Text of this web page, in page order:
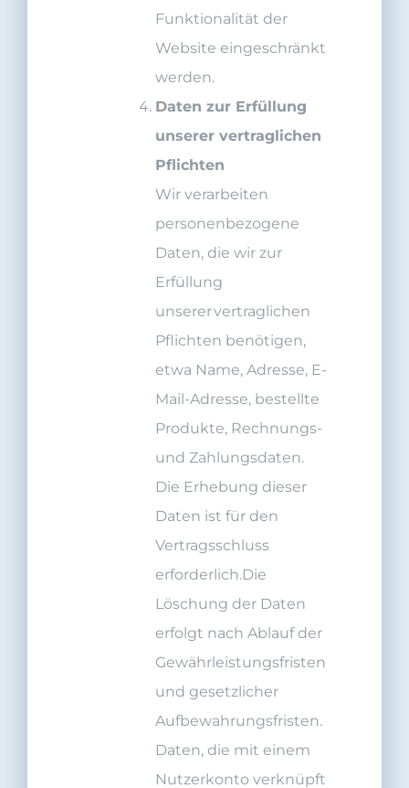
Funktionalität der
Website eingeschränkt
werden.
Daten zur Erfüllung
unserer vertraglichen
Pflichten
Wir verarbeiten
personenbezogene
Daten, die wir zur
Erfüllung
unserer vertraglichen
Pflichten benötigen,
etwa Name, Adresse, E-
Mail-Adresse, bestellte
Produkte, Rechnungs-
und Zahlungsdaten.
Die Erhebung dieser
Daten ist für den
Vertragsschluss
erforderlich.Die
Löschung der Daten
erfolgt nach Ablauf der
Gewährleistungsfristen
und gesetzlicher
Aufbewahrungsfristen.
Daten, die mit einem
Nutzerkonto verknüpft